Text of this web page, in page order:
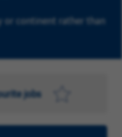
or continent rather than
jobs